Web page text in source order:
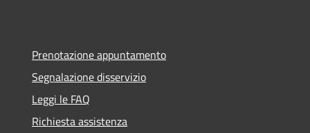
Prenotazione appuntamento
Segnalazione disservizio
Leggi le FAQ
Richiesta assistenza